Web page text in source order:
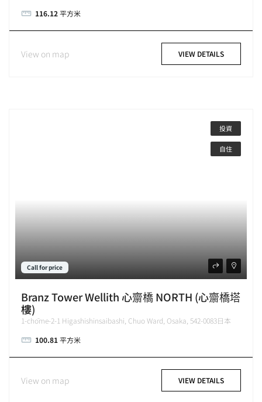
116.12平方米
View on map VIEW DETAILS
投資
自住
Call for price
Branz Tower Wellith 心齋橋 NORTH (心齋橋塔
樓)
1-chōme-2-1 Higashishinsaibashi, Chuo Ward, Osaka, 542-0083日本
100.81平方米
View on map VIEW DETAILS